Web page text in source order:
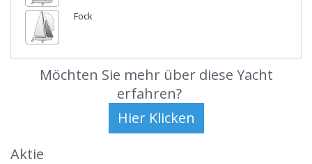
Fock
Möchten Sie mehr über diese Yacht
erfahren?
Aktie